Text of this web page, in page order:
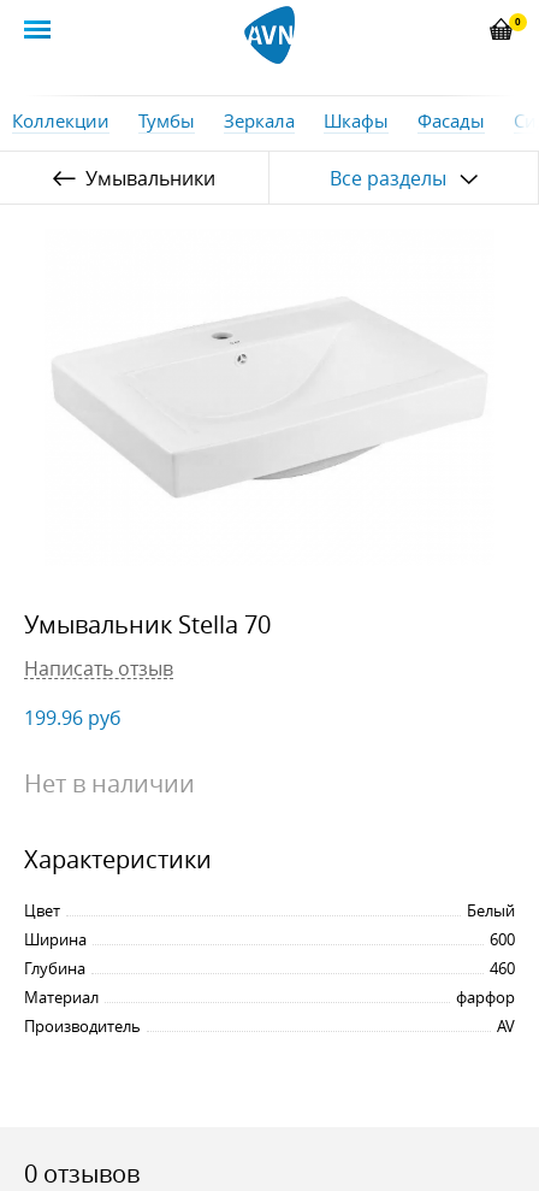
0
Коллекции Тумбы Зеркала Шкафы Фасады
Умывальники Все разделы
Умывальник Stella 70
Написать отзыв
199.96 руб
Нет в наличии
Характеристики
Цвет
Белый
Ширина
600
Глубина
460
Материал
фарфор
Производитель
AV
0 отзывов